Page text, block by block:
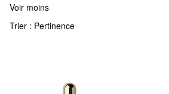
Voir moins
Trier : Pertinence